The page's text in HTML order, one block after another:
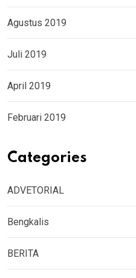
Agustus 2019
Juli 2019
April 2019
Februari 2019
Categories
ADVETORIAL
Bengkalis
BERITA